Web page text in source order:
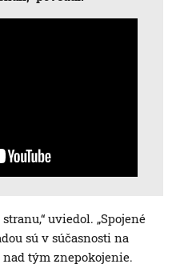
uviedol. „Spojené
sú v súčasnosti na
nad tým znepokojenie.